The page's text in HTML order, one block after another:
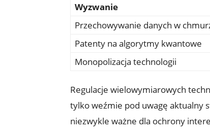
Wyzwanie
Przechowywanie danych w
Patenty na algorytmy kwantowe
Monopolizacja technologii
Regulacje wielowymiarowych
tylko weźmie pod uwagę aktualny
niezwykle ważne dla ochrony